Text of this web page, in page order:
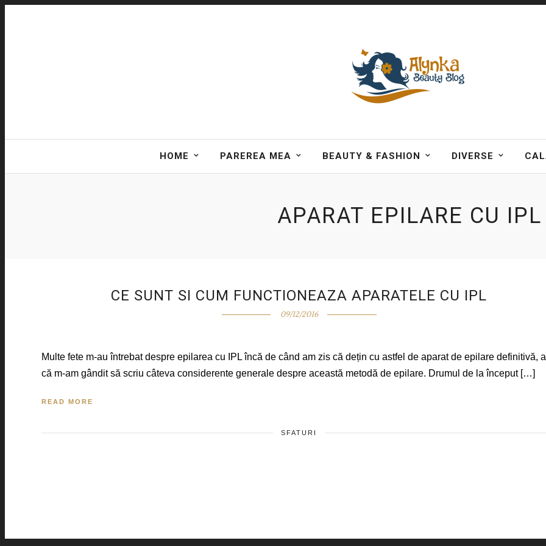
HOME PAREREA MEA BEAUTY & FASHION DIVERSE
APARAT EPILARE CU IPL
CE SUNT SI CUM FUNCTIONEAZA APARATELE CU IPL
09/12/2016
Multe fete m-au întrebat despre epilarea cu IPL încă de când am zis că dețin cu astfel de aparat de epilare definitivă,
că m-am gândit să scriu câteva considerente generale despre această metodă de epilare. Drumul de la început […]
READ MORE
SFATURI